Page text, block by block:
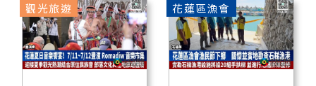
觀光旅遊 花蓮區漁會